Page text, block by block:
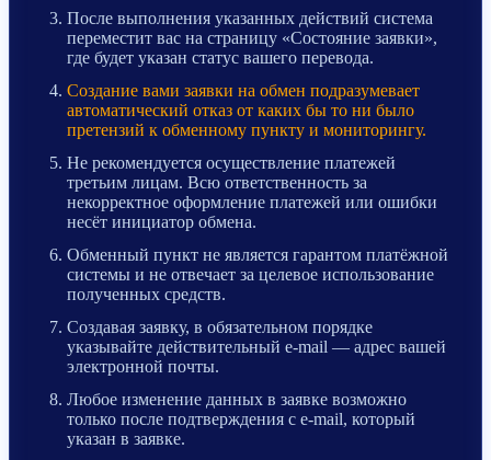
После выполнения указанных действий система
переместит вас на страницу «Состояние заявки»,
где будет указан статус вашего перевода.
Создание вами заявки на обмен подразумевает
автоматический отказ от каких бы то ни было
претензий к обменному пункту и мониторингу.
Не рекомендуется осуществление платежей
третьим лицам. Всю ответственность за
некорректное оформление платежей или ошибки
несёт инициатор обмена.
Обменный пункт не является гарантом платёжной
системы и не отвечает за целевое использование
полученных средств.
Создавая заявку, в обязательном порядке
указывайте действительный e-mail — адрес вашей
электронной почты.
Любое изменение данных в заявке возможно
только после подтверждения с e-mail, который
указан в заявке.